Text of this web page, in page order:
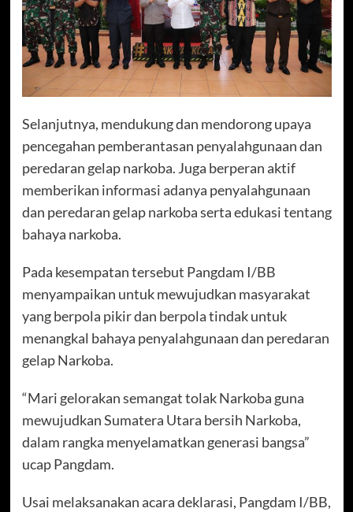
Selanjutnya, mendukung dan mendorong upaya
pencegahan pemberantasan penyalahgunaan dan
peredaran gelap narkoba. Juga berperan aktif
memberikan informasi adanya penyalahgunaan
dan peredaran gelap narkoba serta edukasi tentang
bahaya narkoba.
Pada kesempatan tersebut Pangdam I/BB
menyampaikan untuk mewujudkan masyarakat
yang berpola pikir dan berpola tindak untuk
menangkal bahaya penyalahgunaan dan peredaran
gelap Narkoba.
“Mari gelorakan semangat tolak Narkoba guna
mewujudkan Sumatera Utara bersih Narkoba,
dalam rangka menyelamatkan generasi bangsa”
ucap Pangdam.
Usai melaksanakan acara deklarasi, Pangdam I/BB,